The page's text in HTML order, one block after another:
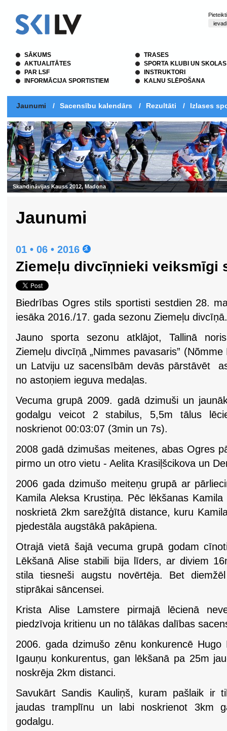
SĀKUMS
AKTUALITĀTES
PAR LSF
INFORMĀCIJA SPORTISTIEM
TRASES
SPORTA KLUBI UN SKOLAS
INSTRUKTORI
KALNU SLĒPOŠANA
Jaunumi / Sacensību kalendārs / Rezultāti / Izlases
Jaunumi
01 • 06 • 2016
Ziemeļu divcīņnieki veiksmīgi
Biedrības Ogres stils sportisti sestdien 28.
iesāka 2016./17. gada sezonu Ziemeļu divcīņā.
Jauno sporta sezonu atklājot, Tallinā
Ziemeļu divcīņā „Nimmes pavasaris”
un Latviju uz sacensībām devās pārstāvēt
no astoņiem ieguva medaļas.
Vecuma grupā 2009. gadā dzimuši un
godalgu veicot 2 stabilus, 5,5m tālus
noskrienot 00:03:07 (3min un 7s).
2008 gadā dzimušas meitenes, abas Ogres
pirmo un otro vietu - Aelita Krasiļšcikova un
2006 gada dzimušo meiteņu grupā ar
Kamila Aleksa Krustiņa. Pēc lēkšanas
noskrietā 2km sarežģītā distance, kuru
pjedestāla augstākā pakāpiena.
Otrajā vietā šajā vecuma grupā godam
Lēkšanā Alise stabili bija līders, ar diviem
stila tiesneši augstu novērtēja. Bet
stiprākai sāncensei.
Krista Alise Lamstere pirmajā lēcienā
piedzīvoja kritienu un no tālākas dalības
2006. gada dzimušo zēnu konkurencē Hugo
Igauņu konkurentus, gan lēkšanā pa 25m
noskrēja 2km distanci.
Savukārt Sandis Kauliņš, kuram pašlaik ir
jaudas tramplīnu un labi noskrienot 3km
godalgu.